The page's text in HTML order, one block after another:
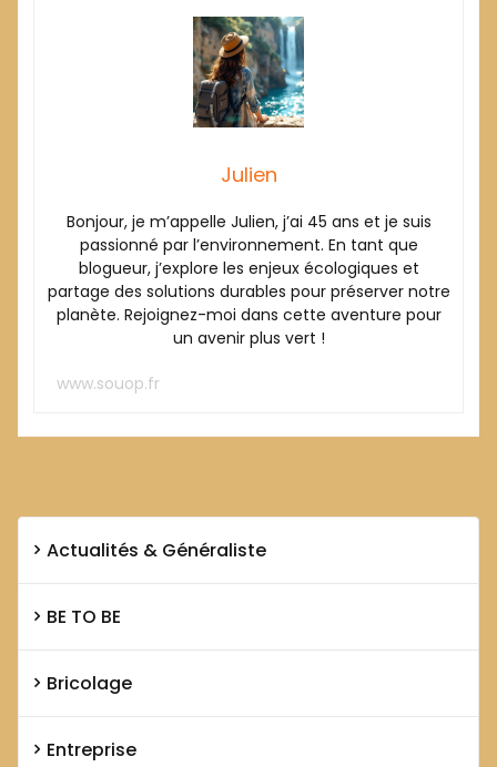
Julien
Bonjour, je m’appelle Julien, j’ai 45 ans et je suis
passionné par l’environnement. En tant que
blogueur, j’explore les enjeux écologiques et
partage des solutions durables pour préserver notre
planète. Rejoignez-moi dans cette aventure pour
un avenir plus vert !
www.souop.fr
Actualités & Généraliste
BE TO BE
Bricolage
Entreprise